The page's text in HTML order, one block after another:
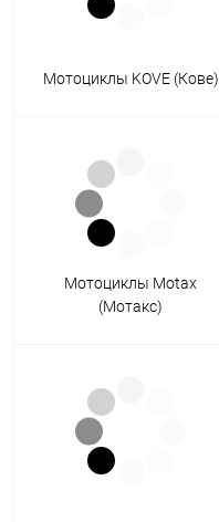
Мотоциклы KOVE (Кове)
Мотоциклы Motax
(Мотакс)